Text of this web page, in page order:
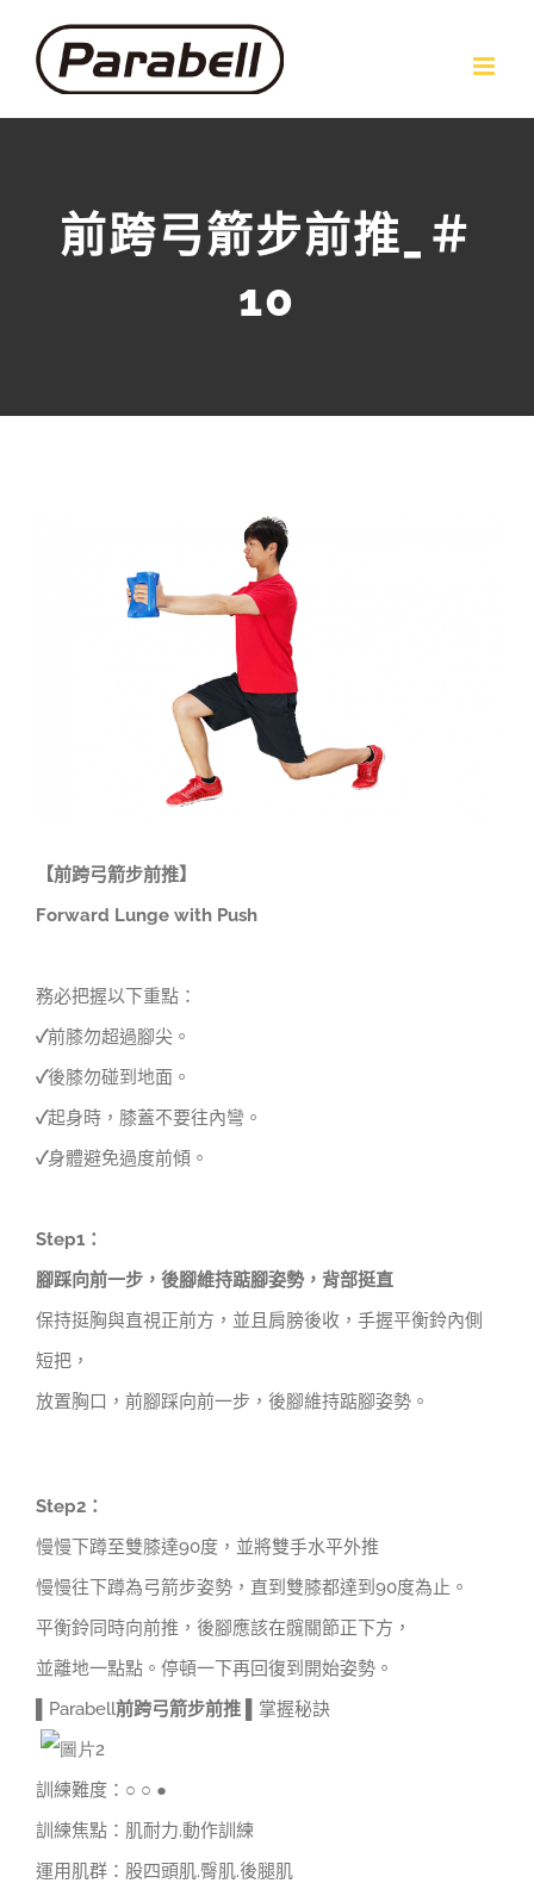
content
前跨弓箭步前推_＃
10
【前跨弓箭步前推】
Forward Lunge with Push
務必把握以下重點：
✓前膝勿超過腳尖。
✓後膝勿碰到地面。
✓起身時，膝蓋不要往內彎。
✓身體避免過度前傾。
Step1 ：
腳踩向前一步，後腳維持踮腳姿勢，背部挺直
保持挺胸與直視正前方，並且肩膀後收，手握平衡鈴內側
短把，
放置胸口，前腳踩向前一步，後腳維持踮腳姿勢。
Step2 ：
慢慢下蹲至雙膝達90度，並將雙手水平外推
慢慢往下蹲為弓箭步姿勢，直到雙膝都達到90度為止。
平衡鈴同時向前推，後腳應該在髖關節正下方，
並離地一點點。停頓一下再回復到開始姿勢。
▌Parabell前跨弓箭步前推 ▌掌握秘訣
訓練難度：○ ○ ●
訓練焦點：肌耐力.動作訓練
運用肌群：股四頭肌.臀肌.後腿肌